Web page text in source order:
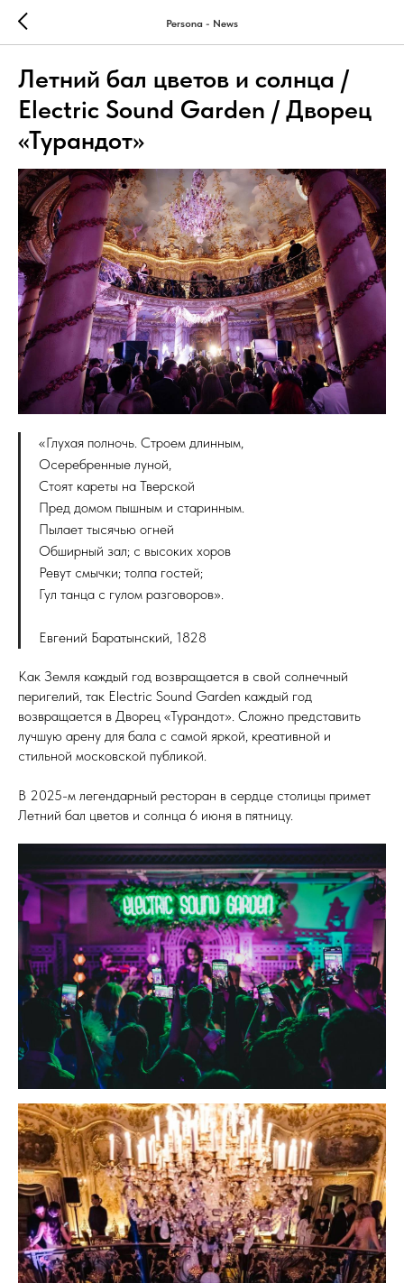
Persona - News
Летний бал цветов и солнца /
Electric Sound Garden / Дворец
«Турандот»
«Глухая полночь. Строем длинным,
Осеребренные луной,
Стоят кареты на Тверской
Пред домом пышным и старинным.
Пылает тысячью огней
Обширный зал; с высоких хоров
Ревут смычки; толпа гостей;
Гул танца с гулом разговоров».
Евгений Баратынский, 1828
Как Земля каждый год возвращается в свой солнечный
перигелий, так Electric Sound Garden каждый год
возвращается в Дворец «Турандот». Сложно представить
лучшую арену для бала с самой яркой, креативной и
стильной московской публикой.
В 2025-м легендарный ресторан в сердце столицы примет
Летний бал цветов и солнца 6 июня в пятницу.